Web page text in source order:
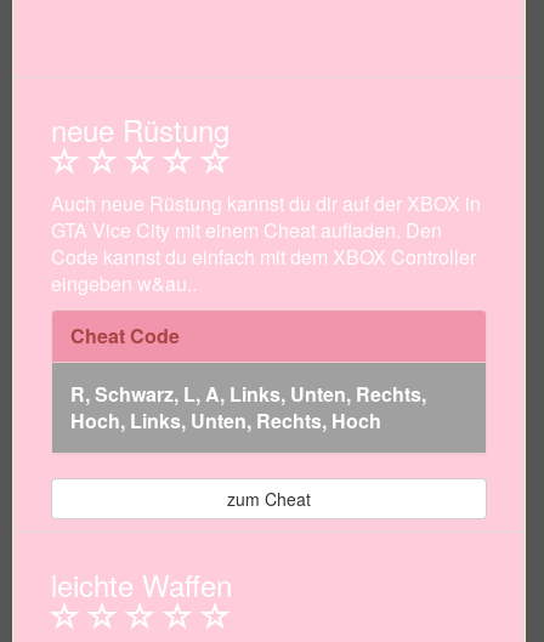
neue Rüstung
Auch neue Rüstung kannst du dir auf der XBOX in
GTA Vice City mit einem Cheat aufladen. Den
Code kannst du einfach mit dem XBOX Controller
eingeben w&au..
Cheat Code
R, Schwarz, L, A, Links, Unten, Rechts,
Hoch, Links, Unten, Rechts, Hoch
zum Cheat
leichte Waffen